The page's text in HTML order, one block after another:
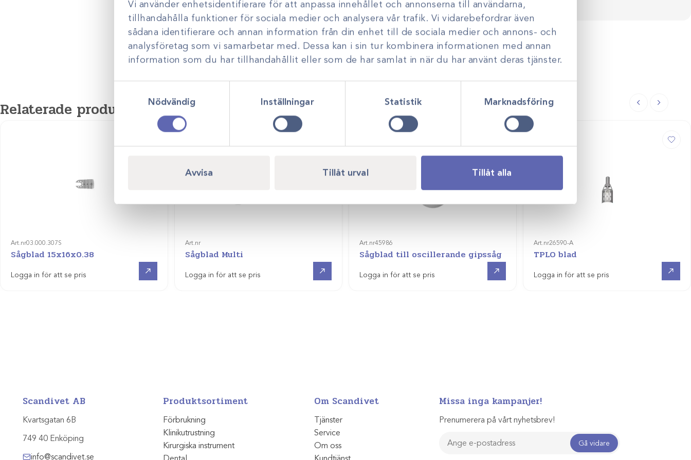
Vi använder enhetsidentifierare för att anpassa innehållet och annonserna till användarna,
tillhandahålla funktioner för sociala medier och analysera vår trafik. Vi vidarebefordrar även
sådana identifierare och annan information från din enhet till de sociala medier och annons- och
analysföretag som vi samarbetar med. Dessa kan i sin tur kombinera informationen med annan
information som du har tillhandahållit eller som de har samlat in när du har använt deras tjänster.
Nödvändig
Inställningar Statistik Marknadsföring
Avvisa Tillåt urval Tillåt alla
Relaterade produkter
Art.nr03.000.307S
Sågblad 15x16x0.38
Logga in för att se pris
Art.nr
Sågblad Multi
Logga in för att se pris
Art.nr45986
Sågblad till oscillerande gipssåg
Logga in för att se pris
Art.nr26590-A
TPLO blad
Logga in för att se pris
Scandivet AB
Kvartsgatan 6B
749 40 Enköping
info@scandivet.se
Produktsortiment
Förbrukning
Klinikutrustning
Kirurgiska instrument
Om Scandivet
Tjänster
Service
Om oss
Missa inga kampanjer!
Prenumerera på vårt nyhetsbrev!
Gå vidare